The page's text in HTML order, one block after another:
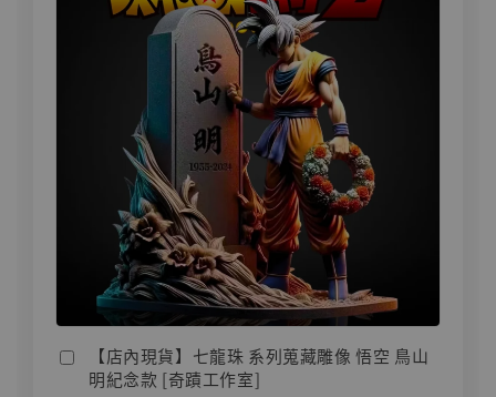
【店內現貨】七龍珠 系列蒐藏雕像 悟空 鳥山
明紀念款 [奇蹟工作室]